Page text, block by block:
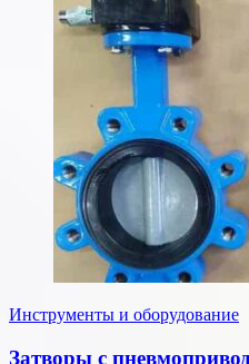
Инструменты и оборудование
Затворы с